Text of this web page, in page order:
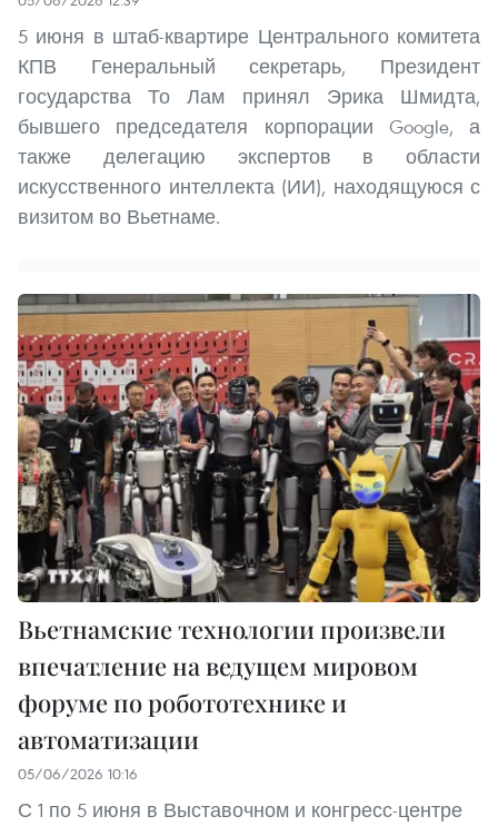
5 июня в штаб-квартире Центрального комитета
КПВ Генеральный секретарь, Президент
государства То Лам принял Эрика Шмидта,
бывшего председателя корпорации Google, а
также делегацию экспертов в области
искусственного интеллекта (ИИ), находящуюся с
визитом во Вьетнаме.
Вьетнамские технологии произвели
впечатление на ведущем мировом
форуме по робототехнике и
автоматизации
05/06/2026 10:16
С 1 по 5 июня в Выставочном и конгресс-центре